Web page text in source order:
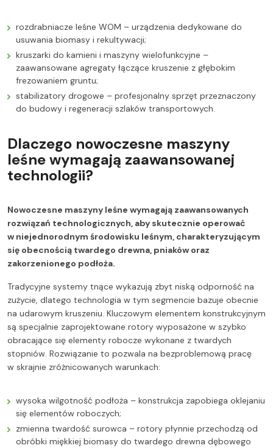
rozdrabniacze leśne WOM – urządzenia dedykowane do
usuwania biomasy i rekultywacji;
kruszarki do kamieni i maszyny wielofunkcyjne –
zaawansowane agregaty łączące kruszenie z głębokim
frezowaniem gruntu;
stabilizatory drogowe – profesjonalny sprzęt przeznaczony
do budowy i regeneracji szlaków transportowych.
Dlaczego nowoczesne maszyny
leśne wymagają zaawansowanej
technologii?
Nowoczesne maszyny leśne wymagają zaawansowanych
rozwiązań technologicznych, aby skutecznie operować
w niejednorodnym środowisku leśnym, charakteryzującym
się obecnością twardego drewna, pniaków oraz
zakorzenionego podłoża.
Tradycyjne systemy tnące wykazują zbyt niską odporność na
zużycie, dlatego technologia w tym segmencie bazuje obecnie
na udarowym kruszeniu. Kluczowym elementem konstrukcyjnym
są specjalnie zaprojektowane rotory wyposażone w szybko
obracające się elementy robocze wykonane z twardych
stopniów. Rozwiązanie to pozwala na bezproblemową pracę
w skrajnie zróżnicowanych warunkach:
wysoka wilgotność podłoża – konstrukcja zapobiega oklejaniu
się elementów roboczych;
zmienna twardość surowca – rotory płynnie przechodzą od
obróbki miękkiej biomasy do twardego drewna dębowego